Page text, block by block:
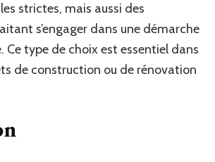
strictes, mais aussi des
s’engager dans une démarche
Ce type de choix est essentiel dans
de construction ou de rénovation